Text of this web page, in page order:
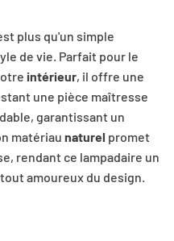
plus qu'un simple
de vie. Parfait pour le
intérieur, il offre une
une pièce maîtresse
garantissant un
matériau naturel promet
rendant ce lampadaire un
amoureux du design.